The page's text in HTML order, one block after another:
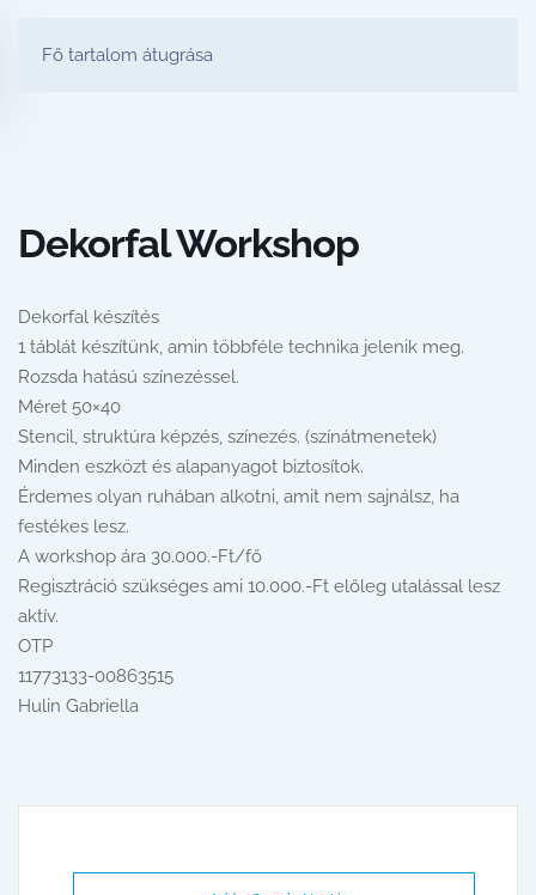
Fő tartalom átugrása
FESTŐ PARTY STÚDIÓ
Dekorfal Workshop
Dekorfal készítés
1 táblát készítünk, amin többféle technika jelenik meg.
Rozsda hatású színezéssel.
Méret 50×40
Stencil, struktúra képzés, színezés. (színátmenetek)
Minden eszközt és alapanyagot biztosítok.
Érdemes olyan ruhában alkotni, amit nem sajnálsz, ha
festékes lesz.
A workshop ára 30.000.-Ft/fő
Regisztráció szükséges ami 10.000.-Ft előleg utalással lesz
aktív.
OTP
11773133-00863515
Hulin Gabriella